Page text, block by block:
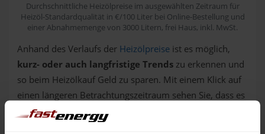
Durchschnittliche Heizölpreise im ausgewählten Zeitraum für
Heizöl-Standardqualität in €/100 Liter bei Online-Bestellung und
einer Abnahmemenge von 3000 Litern, frei Haus, inkl. MwSt.
Anhand des Verlaufs der Heizölpreise ist es möglich,
kurz- oder auch langfristige Trends zu erkennen und
so beim Heizölkauf Geld zu sparen. Mit einem Klick auf
einen längeren Betrachtungszeitraum sehen Sie, dass es
am Heizöl-Markt immer wieder Phasen gibt, in denen
sich die Notierungen oft über Wochen hinweg in eine